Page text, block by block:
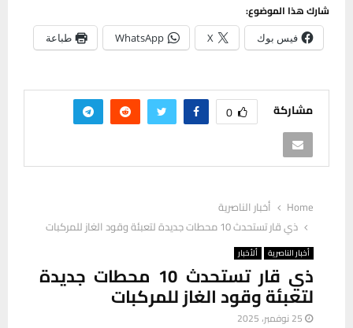
شارك هذا الموضوع:
فيس بوك X
WhatsApp طباعة
مشاركة 0
Home
أخبار الناصرية
ذي قار تستحدث 10 محطات جديدة لتعبئة وقود الغاز للمركبات
أخبار الناصرية ألأخبار
ذي قار تستحدث 10 محطات جديدة
لتعبئة وقود الغاز للمركبات
25 نوفمبر، 2025